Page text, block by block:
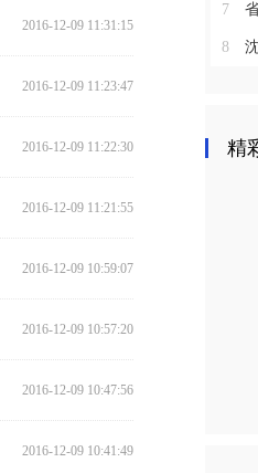
2016-12-09 11:31:15
2016-12-09 11:23:47
2016-12-09 11:22:30
2016-12-09 11:21:55
2016-12-09 10:59:07
2016-12-09 10:57:20
2016-12-09 10:47:56
2016-12-09 10:41:49
7 省
8
精